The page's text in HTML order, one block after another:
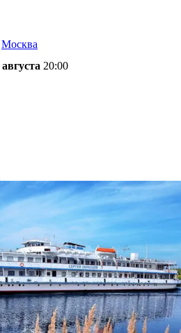
Москва
августа 20:00